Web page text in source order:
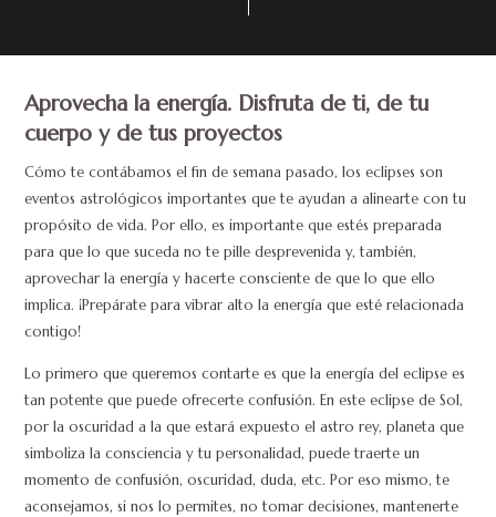
Aprovecha la energía. Disfruta de ti, de tu
cuerpo y de tus proyectos
Cómo te contábamos el fin de semana pasado, los eclipses son
eventos astrológicos importantes que te ayudan a alinearte con tu
propósito de vida. Por ello, es importante que estés preparada
para que lo que suceda no te pille desprevenida y, también,
aprovechar la energía y hacerte consciente de que lo que ello
implica. ¡Prepárate para vibrar alto la energía que esté relacionada
contigo!
Lo primero que queremos contarte es que la energía del eclipse es
tan potente que puede ofrecerte confusión. En este eclipse de Sol,
por la oscuridad a la que estará expuesto el astro rey, planeta que
simboliza la consciencia y tu personalidad, puede traerte un
momento de confusión, oscuridad, duda, etc. Por eso mismo, te
aconsejamos, si nos lo permites, no tomar decisiones, mantenerte